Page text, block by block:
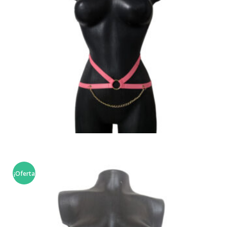
$ 17,900
SELECCIONAR OPCIONES
¡Oferta!